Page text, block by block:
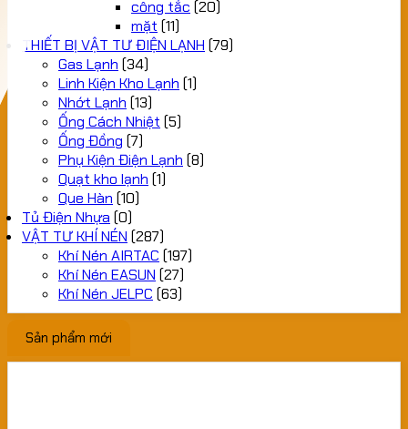
công tắc (20)
mặt (11)
THIẾT BỊ VẬT TƯ ĐIỆN LẠNH (79)
Gas Lạnh (34)
Linh Kiện Kho Lạnh (1)
Nhớt Lạnh (13)
Ống Cách Nhiệt (5)
Ống Đồng (7)
Phụ Kiện Điện Lạnh (8)
Quạt kho lạnh (1)
Que Hàn (10)
Tủ Điện Nhựa (0)
VẬT TƯ KHÍ NÉN (287)
Khí Nén AIRTAC (197)
Khí Nén EASUN (27)
Khí Nén JELPC (63)
Sản phẩm mới